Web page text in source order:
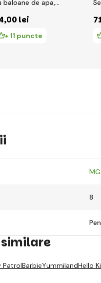
baloane de apa,
,00 lei
+ 11 puncte
8
PatrolBarbieYummilandHello